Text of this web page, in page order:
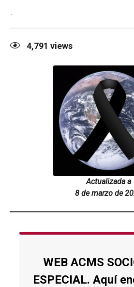
.
4,791 views
Actualizada a
8 de marzo de
WEB ACMS
ESPECIAL. Aquí